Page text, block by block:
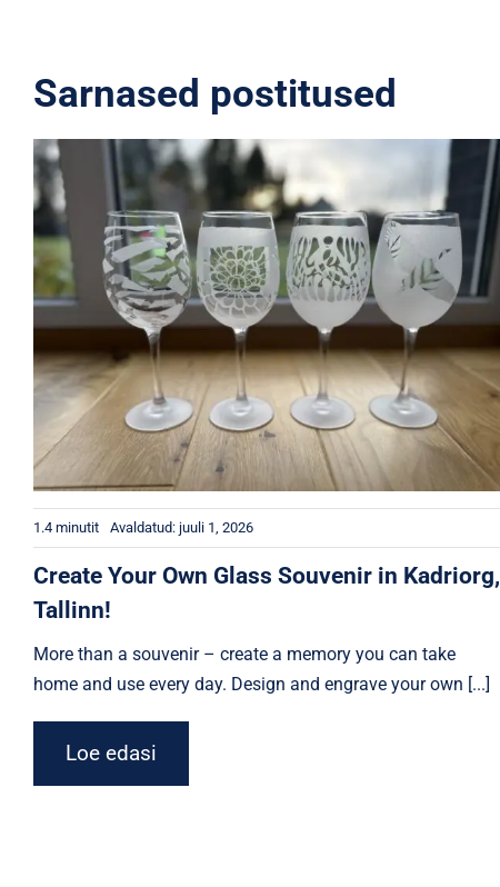
Sarnased postitused
1.4 minutit Avaldatud: juuli 1, 2026
Create Your Own Glass Souvenir in Kadriorg,
Tallinn!
More than a souvenir – create a memory you can take
home and use every day. Design and engrave your own [...]
Loe edasi